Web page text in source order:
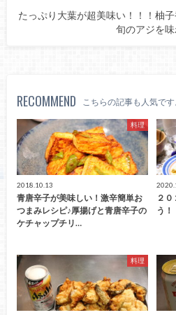
たっぷり大葉が超美味い！！！柚
旬のアジを
RECOMMEND こちらの記事も人気です
料理
2018.10.13
青唐辛子が美味しい！激辛簡単お
つまみレシピ♪厚揚げと青唐辛子の
ケチャップチリ…
２
う！
料理